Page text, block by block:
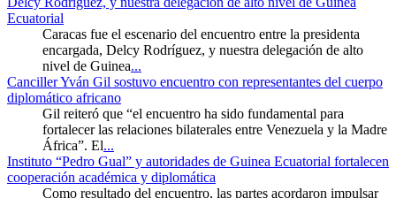
Ecuatorial
Caracas fue el escenario del encuentro entre la presidenta
encargada, Delcy Rodríguez, y nuestra delegación de alto
nivel de Guinea...
Canciller Yván Gil sostuvo encuentro con representantes del cuerpo
diplomático africano
Gil reiteró que “el encuentro ha sido fundamental para
fortalecer las relaciones bilaterales entre Venezuela y la Madre
África”. El...
Instituto “Pedro Gual” y autoridades de Guinea Ecuatorial fortalecen
cooperación académica y diplomática
Como resultado del encuentro, las partes acordaron impulsar